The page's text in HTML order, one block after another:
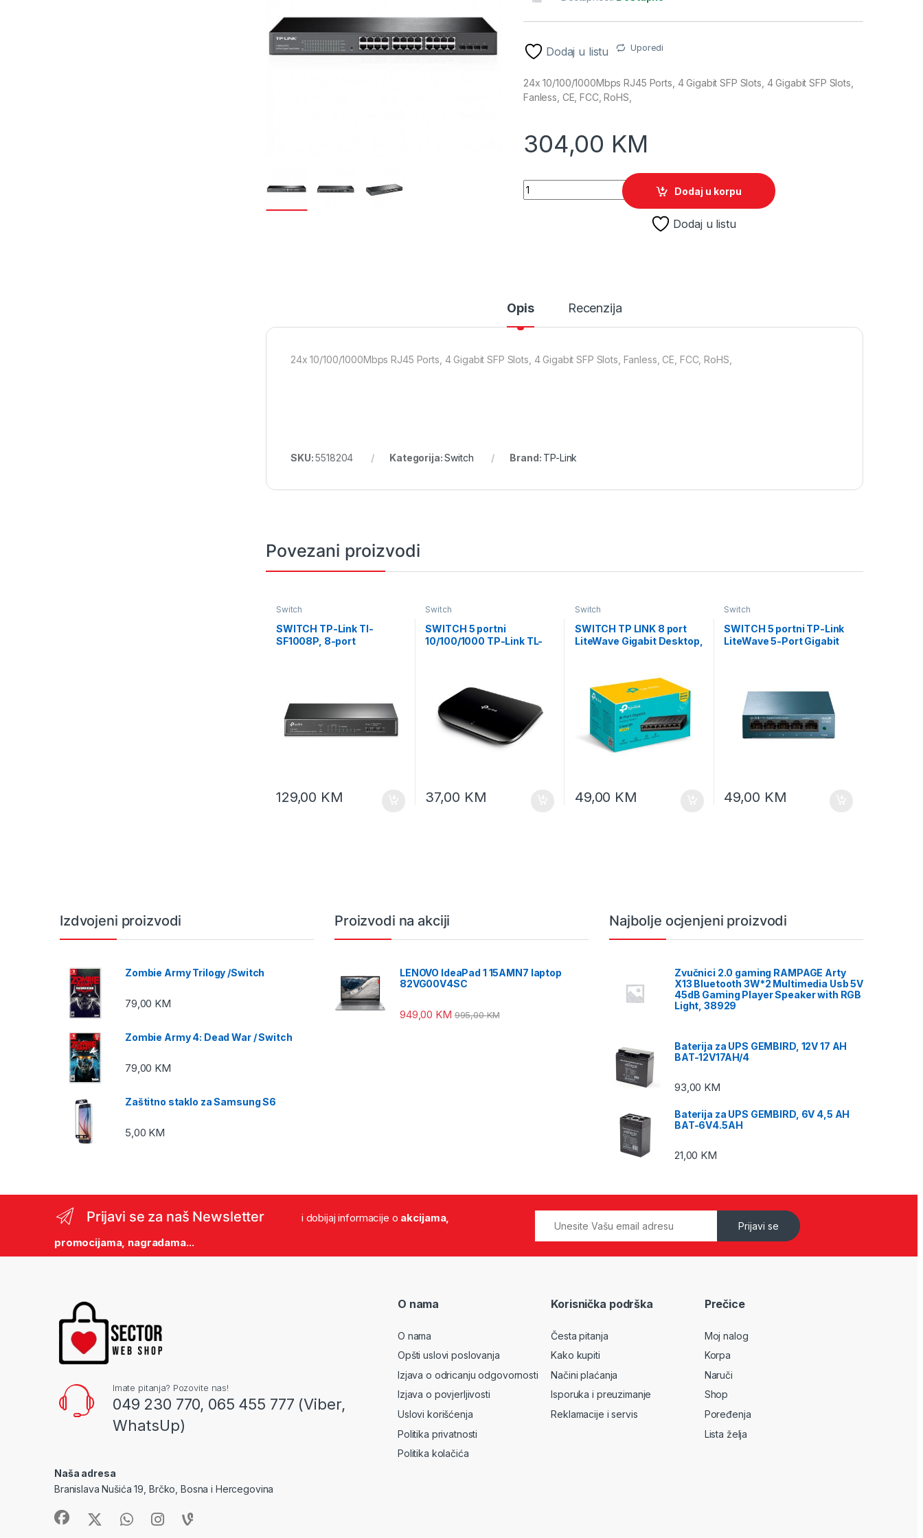
Dodaj u listu Uporedi
24x 10/100/1000Mbps RJ45 Ports, 4 Gigabit SFP Slots, 4 Gigabit SFP Slots,
Fanless, CE, FCC, RoHS,
304,00 KM
TP-Link T1600G-28TS (TL-SG2424) Switch 24x10/100/1000 + 4 SFP quantity
Dodaj u korpu
Dodaj u listu
Opis Recenzija
24x 10/100/1000Mbps RJ45 Ports, 4 Gigabit SFP Slots, 4 Gigabit SFP Slots, Fanless, CE, FCC, RoHS,
SKU:5518204 Kategorija:Switch Brand: TP-Link
Povezani proizvodi
Switch
SWITCH TP-Link Tl-
SF1008P, 8-port
Power supply, steel case
129,00 KM
Switch
SWITCH 5 portni
10/100/1000 TP-Link TL-
37,00 KM
Switch
SWITCH TP LINK 8 port
LiteWave Gigabit Desktop,
LS1008G, 3Y
49,00 KM
Switch
SWITCH 5 portni TP-Link
LiteWave 5-Port Gigabit
49,00 KM
Izdvojeni proizvodi
Zombie Army Trilogy /Switch
79,00 KM
Zombie Army 4: Dead War / Switch
79,00 KM
Zaštitno staklo za Samsung S6
5,00 KM
Proizvodi na akciji
LENOVO IdeaPad 1 15AMN7 laptop
82VG00V4SC
949,00 KM 995,00KM
Najbolje ocjenjeni proizvodi
Zvučnici 2.0 gaming RAMPAGE Arty
X13 Bluetooth 3W*2 Multimedia Usb 5V
45dB Gaming Player Speaker with RGB
Light, 38929
Baterija za UPS GEMBIRD, 12V 17 AH
BAT-12V17AH/4
93,00 KM
Baterija za UPS GEMBIRD, 6V 4,5 AH
BAT-6V4.5AH
21,00 KM
Prijavi se za naš Newsletter i dobijaj informacije o akcijama,
promocijama, nagradama...
Prijavi se
Imate pitanja? Pozovite nas!
049 230 770, 065 455 777 (Viber,
WhatsUp)
Naša adresa
Branislava Nušića 19, Brčko, Bosna i Hercegovina
O nama
O nama
Opšti uslovi poslovanja
Izjava o odricanju odgovornosti
Izjava o povjerljivosti
Uslovi korišćenja
Politika privatnosti
Politika kolačića
Korisnička podrška
Česta pitanja
Kako kupiti
Načini plaćanja
Isporuka i preuzimanje
Reklamacije i servis
Prečice
Moj nalog
Korpa
Naruči
Shop
Poređenja
Lista želja